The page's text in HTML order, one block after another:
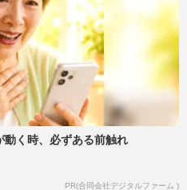
動く時、必ずある前触れ
PR(合同会社デジタルファーム )